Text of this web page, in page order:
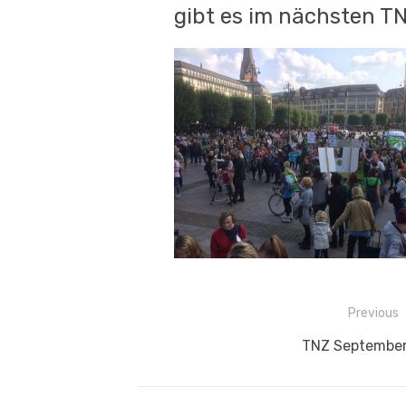
gibt es im nächsten
BeitragsnavigationPrevious
Previous
TNZ